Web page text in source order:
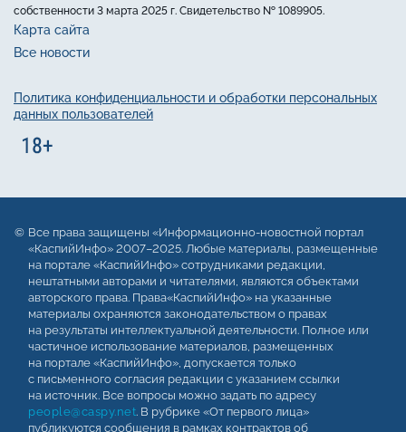
собственности 3 марта 2025 г. Свидетельство № 1089905.
Карта сайта
Все новости
Политика конфиденциальности и обработки персональных
данных пользователей
Все права защищены «Информационно-новостной портал
«КаспийИнфо» 2007–2025. Любые материалы, размещенные
на портале «КаспийИнфо» сотрудниками редакции,
нештатными авторами и читателями, являются объектами
авторского права. Права«КаспийИнфо» на указанные
материалы охраняются законодательством о правах
на результаты интеллектуальной деятельности. Полное или
частичное использование материалов, размещенных
на портале «КаспийИнфо», допускается только
с письменного согласия редакции с указанием ссылки
на источник. Все вопросы можно задать по адресу
people@caspy.net. В рубрике «От первого лица»
публикуются сообщения в рамках контрактов об